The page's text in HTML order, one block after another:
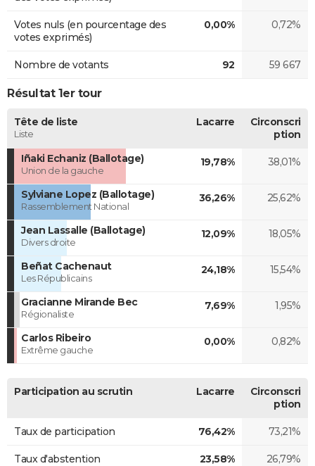
Votes nuls (en pourcentage des
votes exprimés)
0,00% 0,72%
Nombre de votants 92 59 667
Résultat 1er tour
Tête de liste
Liste
Lacarre
Circonscri
ption
Iñaki Echaniz (Ballotage)
Union de la gauche
19,78% 38,01%
Sylviane Lopez (Ballotage)
Rassemblement National
36,26% 25,62%
Jean Lassalle (Ballotage)
Divers droite
12,09% 18,05%
Beñat Cachenaut
Les Républicains
24,18% 15,54%
Gracianne Mirande Bec
Régionaliste
7,69% 1,95%
Carlos Ribeiro
Extrême gauche
0,00% 0,82%
Participation au scrutin Lacarre
Circonscri
ption
Taux de participation 76,42% 73,21%
Taux d'abstention 23,58% 26,79%